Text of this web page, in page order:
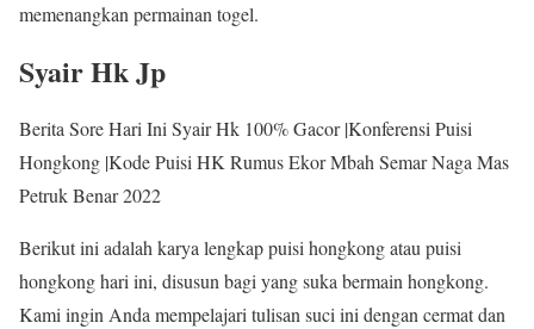
memenangkan permainan togel.
Syair Hk Jp
Berita Sore Hari Ini Syair Hk 100% Gacor |Konferensi Puisi
Hongkong |Kode Puisi HK Rumus Ekor Mbah Semar Naga Mas
Petruk Benar 2022
Berikut ini adalah karya lengkap puisi hongkong atau puisi
hongkong hari ini, disusun bagi yang suka bermain hongkong.
Kami ingin Anda mempelajari tulisan suci ini dengan cermat dan